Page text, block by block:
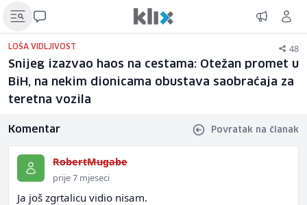
LOŠA VIDLJIVOST 48
Snijeg izazvao haos na cestama: Otežan promet u
BiH, na nekim dionicama obustava saobraćaja za
teretna vozila
Komentar Povratak na članak
RobertMugabe
prije 7 mjeseci
Ja još zgrtalicu vidio nisam.